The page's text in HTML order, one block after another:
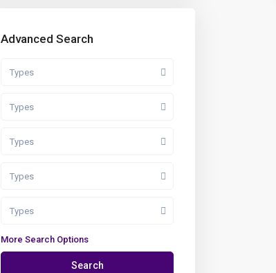
Advanced Search
Types
Types
Types
Types
Types
More Search Options
Search